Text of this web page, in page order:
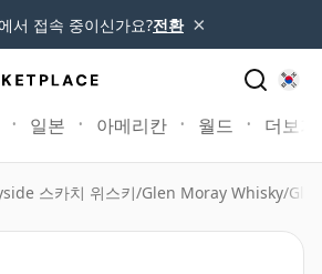
서 접속 중이신가요?전환 ×
일본 아메리칸 월드 더보기
스카치 위스키/Glen Moray Whisky/